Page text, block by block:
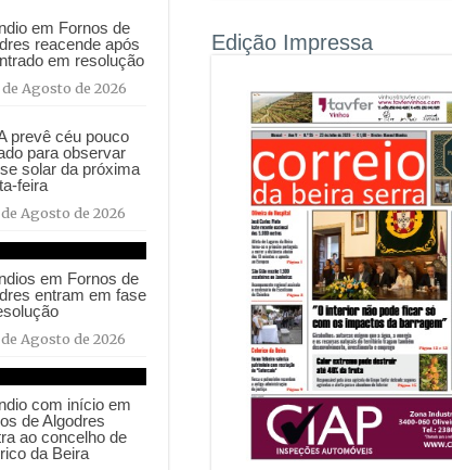
em Fornos de
reacende após
em resolução
Agosto de 2026
prevê céu pouco
para observar
solar da próxima
feira
Agosto de 2026
em Fornos de
entram em fase
Agosto de 2026
com início em
de Algodres
ao concelho de
da Beira
Edição Impressa